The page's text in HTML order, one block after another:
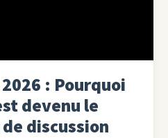
: Pourquoi
devenu le
discussion